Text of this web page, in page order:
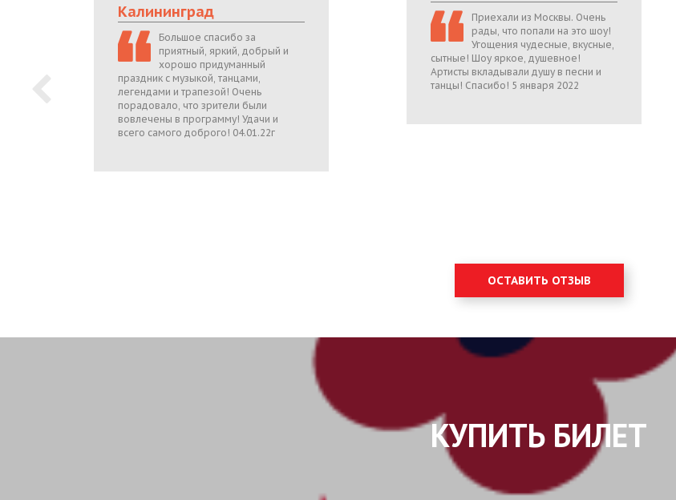
Калининград
Большое спасибо за
приятный, яркий, добрый и
хорошо придуманный
праздник с музыкой, танцами,
легендами и трапезой! Очень
порадовало, что зрители были
вовлечены в программу! Удачи и
всего самого доброго! 04.01.22г
Приехали из Москвы. Очень
рады, что попали на это шоу!
Угощения чудесные, вкусные,
сытные! Шоу яркое, душевное!
Артисты вкладывали душу в песни и
танцы! Спасибо! 5 января 2022
ОСТАВИТЬ ОТЗЫВ
КУПИТЬ БИЛЕТ